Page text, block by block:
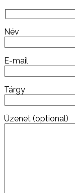
Név
E-mail
Tárgy
Üzenet (optional)